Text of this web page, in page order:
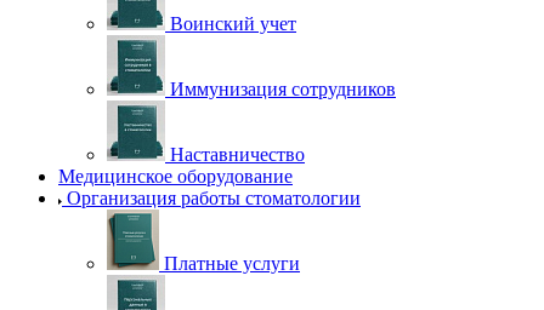
Воинский учет
Иммунизация сотрудников
Наставничество
Медицинское оборудование
Организация работы стоматологии
Платные услуги